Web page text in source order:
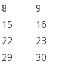
8
9
15
16
22
23
29
30